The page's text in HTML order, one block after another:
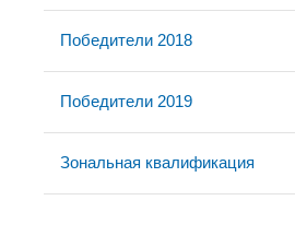
Победители 2018
Победители 2019
Зональная квалификация